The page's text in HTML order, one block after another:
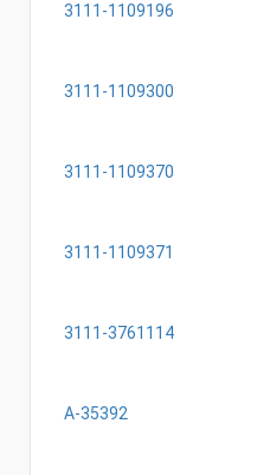
3111-1109196
3111-1109300
3111-1109370
3111-1109371
3111-3761114
А-35392